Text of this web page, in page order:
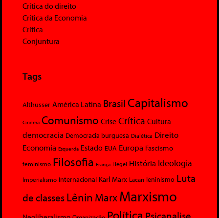
Crítica do direito
Crítica da Economia
Crítica
Conjuntura
Tags
Althusser América Latina Brasil Capitalismo
Cinema Comunismo Crise Crítica Cultura
democracia Democracia burguesa Dialética Direito
Economia Esquerda Estado EUA Europa Fascismo
feminismo Filosofia França Hegel História Ideologia
Imperialismo Internacional Karl Marx Lacan leninismo Luta
de classesLênin MarxMarxismo